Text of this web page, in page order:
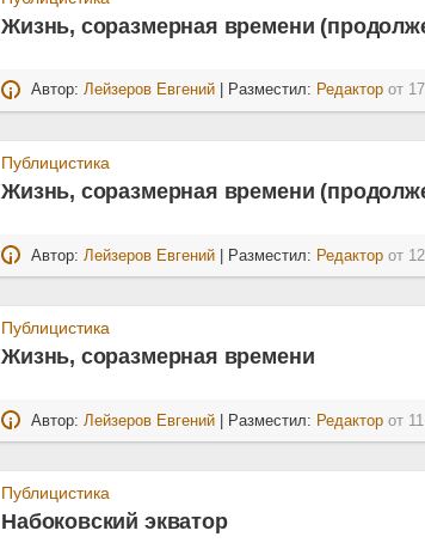
Жизнь, соразмерная времени
Автор:Лейзеров Евгений | Разместил: Редактор от
Публицистика
Жизнь, соразмерная времени
Автор: Лейзеров Евгений | Разместил: Редактор от
Публицистика
Жизнь, соразмерная времени
Автор: Лейзеров Евгений | Разместил: Редактор от
Публицистика
Набоковский экватор